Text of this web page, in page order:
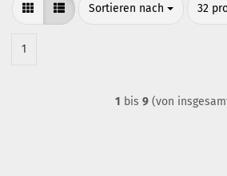
Sortieren nach
Sortieren nach 32
pro
1
1 bis 9(von